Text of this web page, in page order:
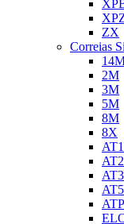
ZX
Correias
2M
3M
5M
8M
8X
AT3
AT5